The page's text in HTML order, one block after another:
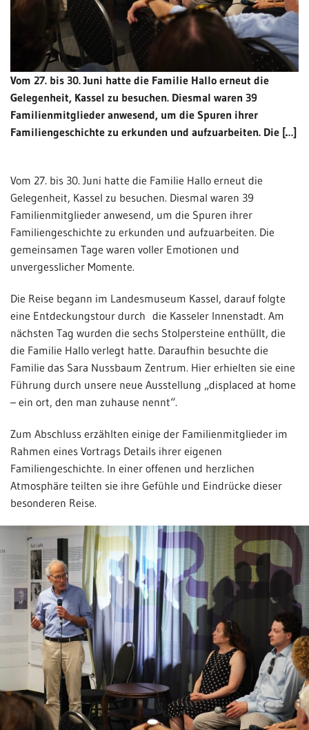
Vom 27. bis 30. Juni hatte die Familie Hallo erneut die
Gelegenheit, Kassel zu besuchen. Diesmal waren 39
Familienmitglieder anwesend, um die Spuren ihrer
Familiengeschichte zu erkunden und aufzuarbeiten. Die […]
Vom 27. bis 30. Juni hatte die Familie Hallo erneut die
Gelegenheit, Kassel zu besuchen. Diesmal waren 39
Familienmitglieder anwesend, um die Spuren ihrer
Familiengeschichte zu erkunden und aufzuarbeiten. Die
gemeinsamen Tage waren voller Emotionen und
unvergesslicher Momente.
Die Reise begann im Landesmuseum Kassel, darauf folgte
eine Entdeckungstour durch die Kasseler Innenstadt. Am
nächsten Tag wurden die sechs Stolpersteine enthüllt, die
die Familie Hallo verlegt hatte. Daraufhin besuchte die
Familie das Sara Nussbaum Zentrum. Hier erhielten sie eine
Führung durch unsere neue Ausstellung „displaced at home
– ein ort, den man zuhause nennt“.
Zum Abschluss erzählten einige der Familienmitglieder im
Rahmen eines Vortrags Details ihrer eigenen
Familiengeschichte. In einer offenen und herzlichen
Atmosphäre teilten sie ihre Gefühle und Eindrücke dieser
besonderen Reise.